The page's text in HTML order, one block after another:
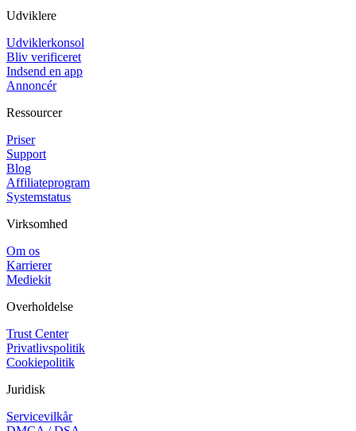
Udviklere
Udviklerkonsol
Bliv verificeret
Indsend en app
Annoncér
Ressourcer
Priser
Support
Blog
Affiliateprogram
Systemstatus
Virksomhed
Om os
Karrierer
Mediekit
Overholdelse
Trust Center
Privatlivspolitik
Cookiepolitik
Juridisk
Servicevilkår